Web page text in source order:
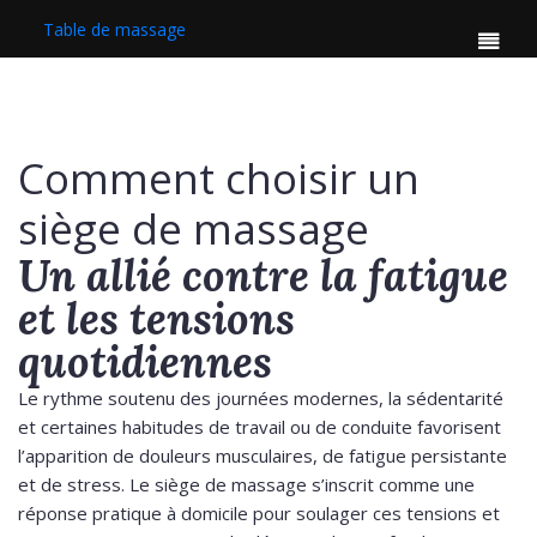
Table de massage
Comment choisir un
siège de massage
Un allié contre la fatigue
et les tensions
quotidiennes
Le rythme soutenu des journées modernes, la sédentarité
et certaines habitudes de travail ou de conduite favorisent
l’apparition de douleurs musculaires, de fatigue persistante
et de stress. Le siège de massage s’inscrit comme une
réponse pratique à domicile pour soulager ces tensions et